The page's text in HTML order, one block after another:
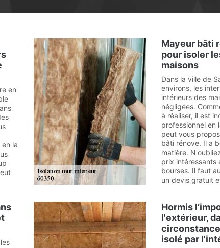
en
la
Mayeur bâti
pour isoler
maisons
Dans la ville de
environs, les
intérieurs des
négligées.
à réaliser, il est
professionnel en
peut vous
bâti rénove. Il a
matière.
prix intéressants
bourses. Il faut
un devis gratuit
Hormis
l'extérieur,
isolé par